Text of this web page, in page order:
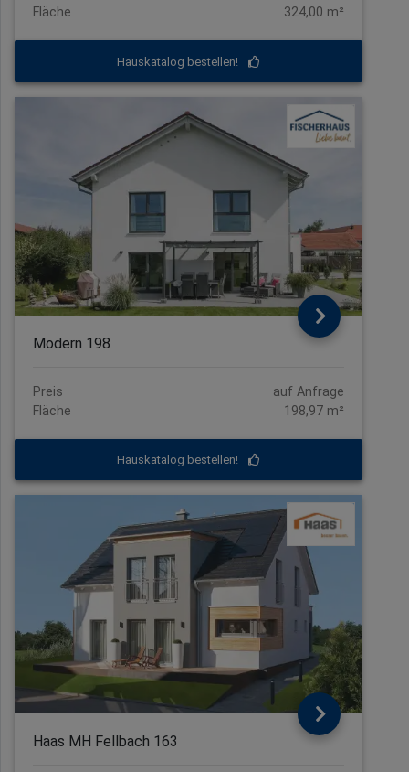
Fläche
324,00 m²
Hauskatalog bestellen!
Modern 198
Preis
auf Anfrage
Fläche
198,97 m²
Hauskatalog bestellen!
Haas MH Fellbach 163